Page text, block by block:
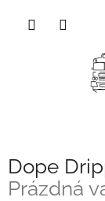
Dope
Prázdná